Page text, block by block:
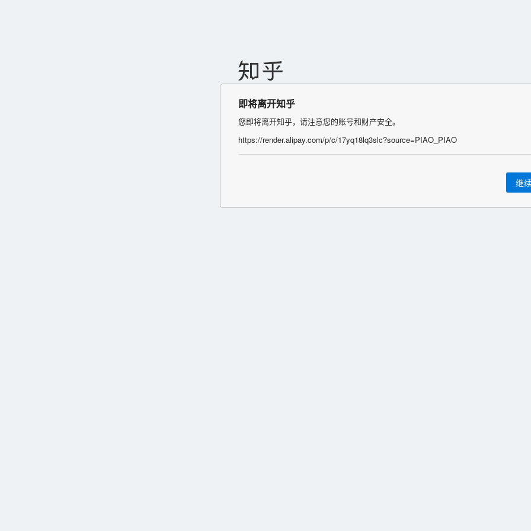
即将离开知乎
您即将离开知乎，请注意您的账号和财产安全。
https://render.alipay.com/p/c/17yq18lq3slc?source=PIAO_PIAO
继